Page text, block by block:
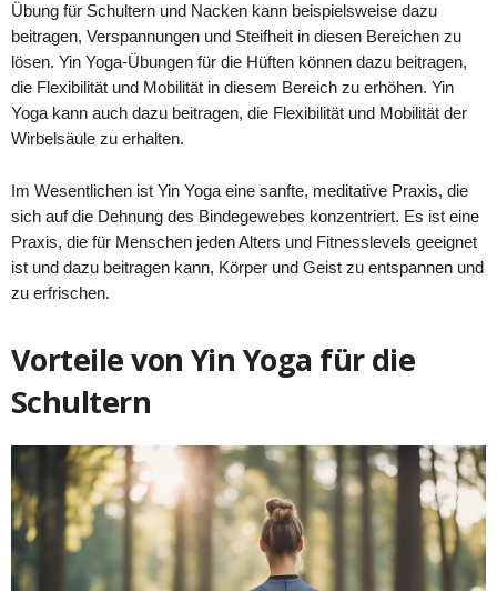
Übung für Schultern und Nacken kann beispielsweise dazu
beitragen, Verspannungen und Steifheit in diesen Bereichen zu
lösen. Yin Yoga-Übungen für die Hüften können dazu beitragen,
die Flexibilität und Mobilität in diesem Bereich zu erhöhen. Yin
Yoga kann auch dazu beitragen, die Flexibilität und Mobilität der
Wirbelsäule zu erhalten.
Im Wesentlichen ist Yin Yoga eine sanfte, meditative Praxis, die
sich auf die Dehnung des Bindegewebes konzentriert. Es ist eine
Praxis, die für Menschen jeden Alters und Fitnesslevels geeignet
ist und dazu beitragen kann, Körper und Geist zu entspannen und
zu erfrischen.
Vorteile von Yin Yoga für die
Schultern